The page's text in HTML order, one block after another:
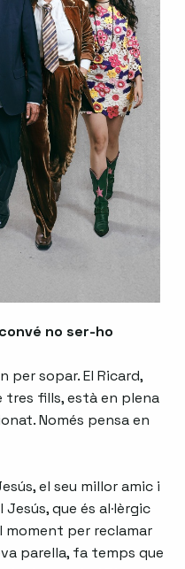
no ser-ho
per sopar. El Ricard,
tres fills, està en plena
Només pensa en
el seu millor amic i
que és al·lèrgic
per reclamar
parella, fa temps que